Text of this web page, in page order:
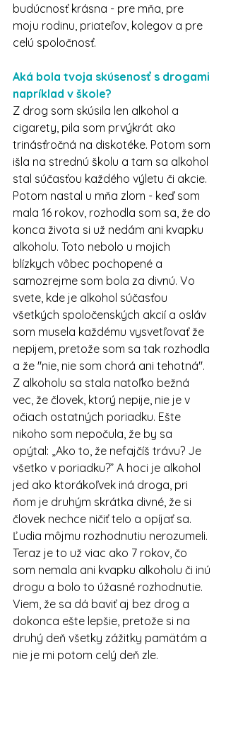
budúcnosť krásna - pre mňa, pre
moju rodinu, priateľov, kolegov a pre
celú spoločnosť.
Aká bola tvoja skúsenosť s drogami
napríklad v škole?
Z drog som skúsila len alkohol a
cigarety, pila som prvýkrát ako
trinásťročná na diskotéke. Potom som
išla na strednú školu a tam sa alkohol
stal súčasťou každého výletu či akcie.
Potom nastal u mňa zlom - keď som
mala 16 rokov, rozhodla som sa, že do
konca života si už nedám ani kvapku
alkoholu. Toto nebolo u mojich
blízkych vôbec pochopené a
samozrejme som bola za divnú. Vo
svete, kde je alkohol súčasťou
všetkých spoločenských akcií a osláv
som musela každému vysvetľovať že
nepijem, pretože som sa tak rozhodla
a že "nie, nie som chorá ani tehotná".
Z alkoholu sa stala natoľko bežná
vec, že človek, ktorý nepije, nie je v
očiach ostatných poriadku. Ešte
nikoho som nepočula, že by sa
opýtal: „Ako to, že nefajčíš trávu? Je
všetko v poriadku?” A hoci je alkohol
jed ako ktorákoľvek iná droga, pri
ňom je druhým skrátka divné, že si
človek nechce ničiť telo a opíjať sa.
Ľudia môjmu rozhodnutiu nerozumeli.
Teraz je to už viac ako 7 rokov, čo
som nemala ani kvapku alkoholu či inú
drogu a bolo to úžasné rozhodnutie.
Viem, že sa dá baviť aj bez drog a
dokonca ešte lepšie, pretože si na
druhý deň všetky zážitky pamätám a
nie je mi potom celý deň zle.